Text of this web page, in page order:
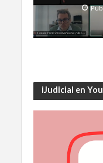
iJudicial en